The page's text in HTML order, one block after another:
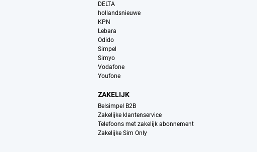
DELTA
hollandsnieuwe
KPN
Lebara
Odido
Simpel
Simyo
Vodafone
Youfone
ZAKELIJK
Belsimpel B2B
Zakelijke klantenservice
Telefoons met zakelijk abonnement
Zakelijke Sim Only